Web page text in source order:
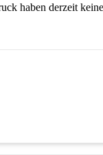
haben derzeit